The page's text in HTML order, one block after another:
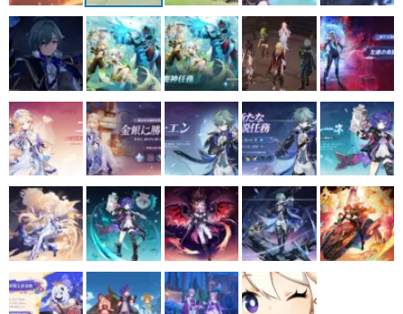
その他
電ファミニコゲーマーとは？
運営：株式会社マレ